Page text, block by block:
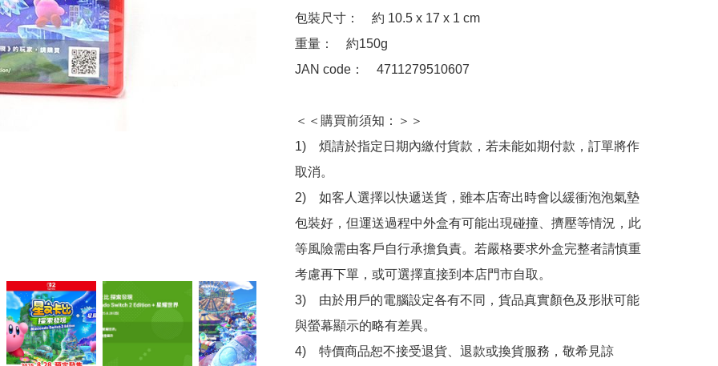
包裝尺寸：　約 10.5 x 17 x 1 cm
重量：　約150g
JAN code：　4711279510607
＜＜購買前須知：＞＞
1)　煩請於指定日期內繳付貨款，若未能如期付款，訂單將作
取消。
2)　如客人選擇以快遞送貨，雖本店寄出時會以緩衝泡泡氣墊
包裝好，但運送過程中外盒有可能出現碰撞、擠壓等情況，此
等風險需由客戶自行承擔負責。若嚴格要求外盒完整者請慎重
考慮再下單，或可選擇直接到本店門市自取。
3)　由於用戶的電腦設定各有不同，貨品真實顏色及形狀可能
與螢幕顯示的略有差異。
4)　特價商品恕不接受退貨、退款或換貨服務，敬希見諒